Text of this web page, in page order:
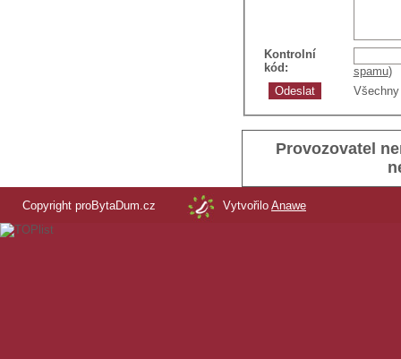
Kontrolní
kód : spamu)
Provozovatel
Copyright proBytaDum.cz Vytvořilo Anawe